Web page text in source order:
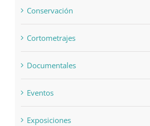
Conservación
Cortometrajes
Documentales
Eventos
Exposiciones